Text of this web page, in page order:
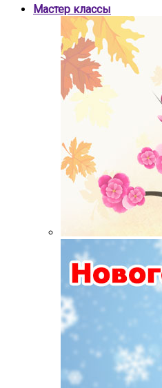
Мастер классы